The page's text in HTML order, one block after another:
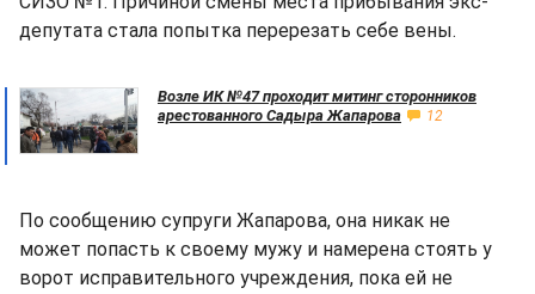
депутата стала попытка перерезать себе вены.
Возле ИК №47 проходит митинг сторонников
арестованного Садыра Жапарова
12
По сообщению супруги Жапарова, она никак не
может попасть к своему мужу и намерена стоять у
ворот исправительного учреждения, пока ей не